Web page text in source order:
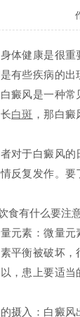
健康是很重
有些疾病的
癜风是一种
白斑 ，那白
于白癜风的
反复发作。
有什么要注
素：微量元
平衡被破坏，
，患上要适
入：白癜风